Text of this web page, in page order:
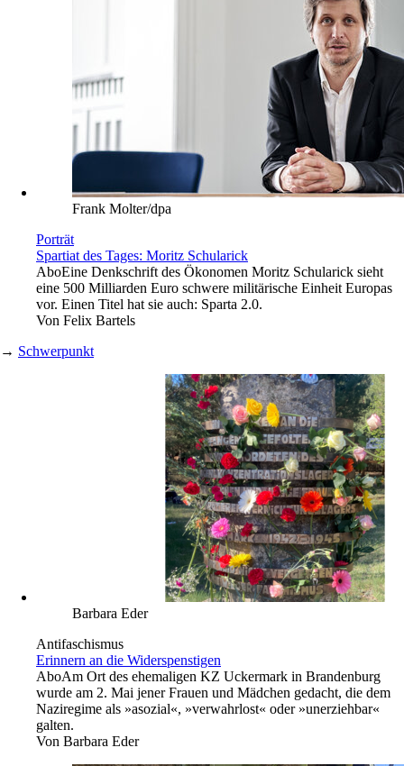
Frank Molter/dpa
Porträt
Spartiat des Tages: Moritz Schularick
AboEine Denkschrift des Ökonomen Moritz Schularick sieht
eine 500 Milliarden Euro schwere militärische Einheit Europas
vor. Einen Titel hat sie auch: Sparta 2.0.
Von Felix Bartels
→ Schwerpunkt
Barbara Eder
Antifaschismus
Erinnern an die ­Widerspenstigen
AboAm Ort des ehemaligen KZ Uckermark in Brandenburg
wurde am 2. Mai jener Frauen und Mädchen gedacht, die dem
Naziregime als »asozial«, »verwahrlost« oder »unerziehbar«
galten.
Von Barbara Eder